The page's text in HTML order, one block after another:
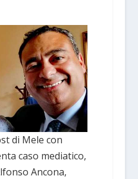
di Mele con
caso mediatico,
Ancona,